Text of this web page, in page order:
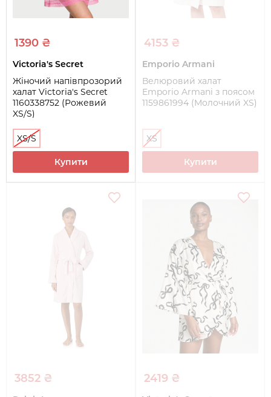
1390 ₴
Victoria's Secret
Жіночий напівпрозорий
халат Victoria's Secret
1160338752 (Рожевий
XS/S)
XS/S
Купити
4153 ₴
Emporio Armani
Велюровий халат
Emporio Armani з поясом
1159861994 (Молочний XS)
XS
Купити
3852 ₴ 2419 ₴